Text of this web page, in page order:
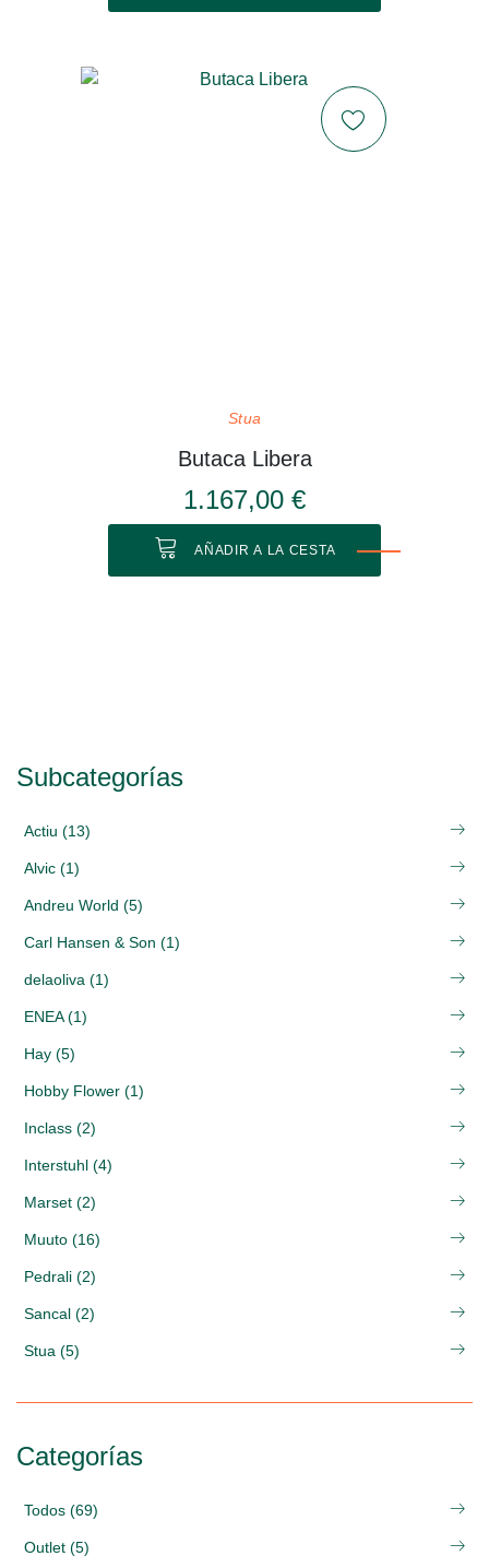
Stua
Butaca Libera
1.167,00 €
AÑADIR A LA CESTA
Subcategorías
Actiu (13)
Alvic (1)
Andreu World (5)
Carl Hansen & Son (1)
delaoliva (1)
ENEA (1)
Hay (5)
Hobby Flower (1)
Inclass (2)
Interstuhl (4)
Marset (2)
Muuto (16)
Pedrali (2)
Sancal (2)
Stua (5)
Categorías
Todos (69)
Outlet (5)